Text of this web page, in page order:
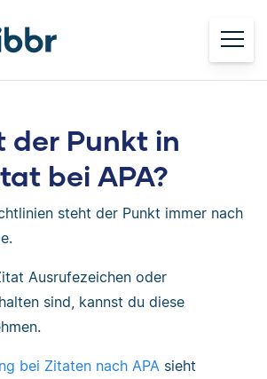
der Punkt in
bei APA?
steht der Punkt immer nach
Ausrufezeichen oder
sind, kannst du diese
bei Zitaten nach APA sieht